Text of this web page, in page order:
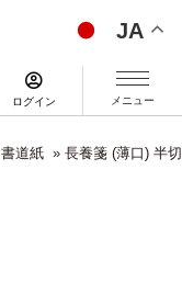
JA
ログイン メニュー
道紙 » 長養箋 (薄口) 半切